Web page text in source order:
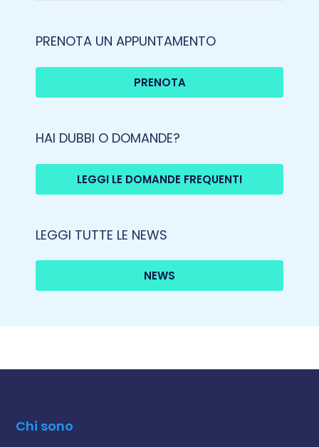
PRENOTA UN APPUNTAMENTO
PRENOTA
HAI DUBBI O DOMANDE?
LEGGI LE DOMANDE FREQUENTI
LEGGI TUTTE LE NEWS
NEWS
Chi sono